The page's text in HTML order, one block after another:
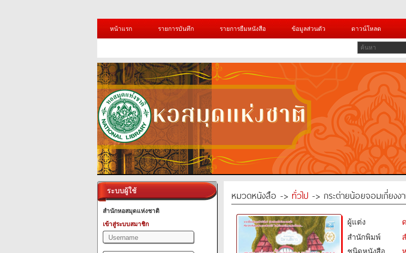
หน้าแรก
รายการบันทึก รายการยืมหนังสือ ข้อมูลส่วนตัว ดาวน์โหลด
ระบบผู้ใช้
สำนักหอสมุดแห่งชาติ
เข้าสู่ระบบสมาชิก
หมวดหนังสือ -> ทั่วไป -> กระต่ายน้อยจอมเกี่ยง
ผู้แต่ง
สำนักพิมพ์
ชนิดหนังสือ­